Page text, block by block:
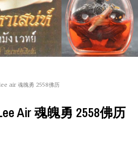
air 魂魄勇 2558佛历
Air 魂魄勇 2558佛历